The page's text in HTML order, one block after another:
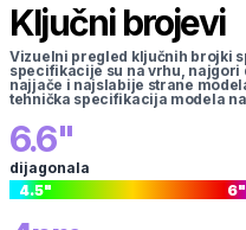
Ključni brojevi
Vizuelni pregled ključnih brojki
specifikacije su na vrhu, najgori
najjače i najslabije strane
tehnička specifikacija modela
6.6"
dijagonala
4.5" 6"